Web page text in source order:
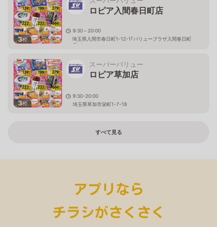
3枚
ロピア入間春日町店
9:30～20:00
埼玉県入間市春日町1-12-1｢バリュープラザ入間春日町
店｣内
3枚
スーパーバリュー
ロピア草加店
9:30-20:00
埼玉県草加市栄町1-7-18
すべて見る